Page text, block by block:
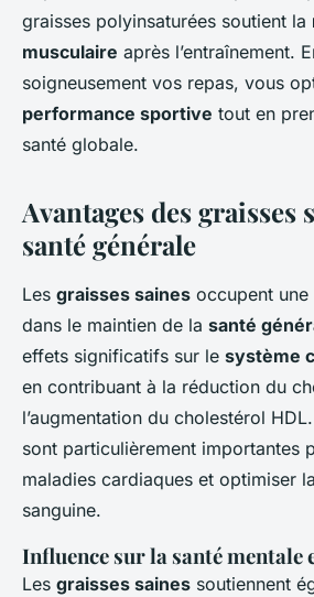
graisses polyinsaturées soutient la
musculaire après l’entraînement.
soigneusement vos repas, vous
performance sportive tout en
santé globale.
Avantages des graisses
santé générale
Les graisses saines occupent une
dans le maintien de la santé
effets significatifs sur le système
en contribuant à la réduction du
l’augmentation du cholestérol
sont particulièrement importantes
maladies cardiaques et optimiser
sanguine.
Influence sur la santé mentale
Les graisses saines soutiennent